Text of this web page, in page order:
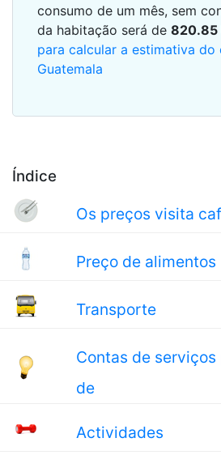
Índice
Os preços visita
Preço de alimentos
Transporte
Contas de
de
Actividades
consumo de um mês, sem
da habitação será de 820.85
para calcular a estimativa do
Guatemala